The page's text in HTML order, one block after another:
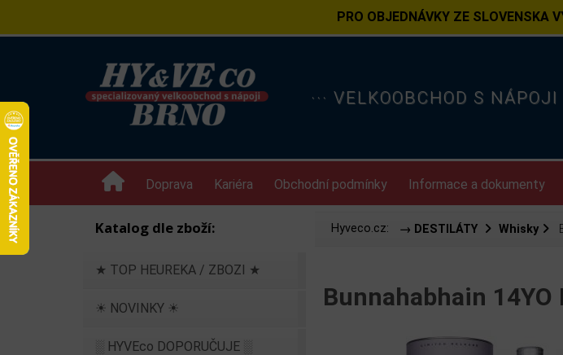
PRO OBJEDNÁVKY ZE SLOVENSKA
··· VELKOOBCHOD S
Doprava Kariéra Obchodní podmínky Informace a dokumenty
Katalog dle zboží:
★ TOP HEUREKA / ZBOZI ★
☀ NOVINKY ☀
░ HYVEco DOPORUČUJE ░
Hyveco.cz: → DESTILÁTY Whisky
Bunnahabhain 14YO